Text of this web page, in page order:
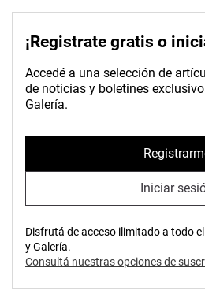
¡Registrate gratis o
Accedé a una selección de
de noticias y boletines
Galería.
Iniciar
Disfrutá de acceso ilimitado a todo
y Galería.
Consultá nuestras opciones de